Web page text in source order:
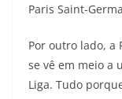
Paris Saint-
Por outro lado, a
se vê em meio a
Liga. Tudo